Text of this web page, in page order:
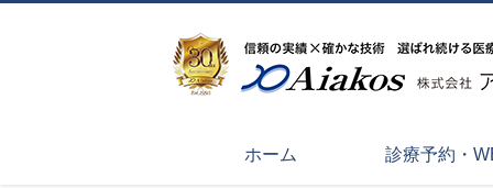
ホーム 診療予約・